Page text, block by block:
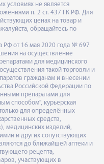
условиях не является
п. 2 ст. 437 ГК РФ. Для
ценах на товар и
обращайтесь по
РФ от 16 мая 2020 года № 697
на осуществление
для медицинского
такой торговли и
гражданам и внесении
Российской Федерации по
препаратами для
способом", курьерская
для определённых
средств,
медицинских изделий,
и других сопутствующих
до ближайшей аптеки и
рецепта,
участвующих в